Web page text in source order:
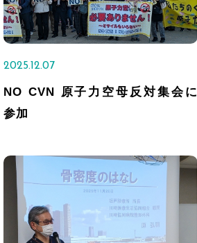
2025.12.07
NO CVN 原子力空母反対集会に
参加